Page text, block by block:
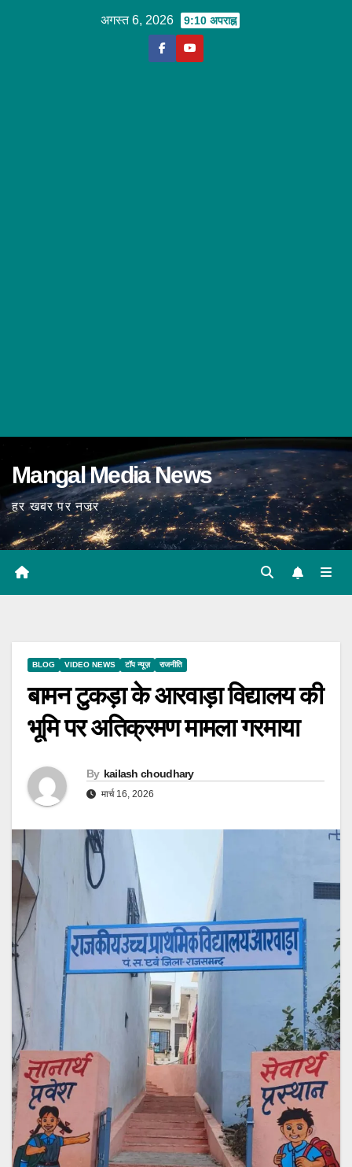
अगस्त 6, 2026 9:10 अपराह्न
Mangal Media News
हर खबर पर नजर
BLOG VIDEO NEWS टॉप न्यूज़ राजनीति
बामन टुकड़ा के आरवाड़ा विद्यालय की
भूमि पर अतिक्रमण मामला गरमाया
By kailash choudhary
मार्च 16, 2026